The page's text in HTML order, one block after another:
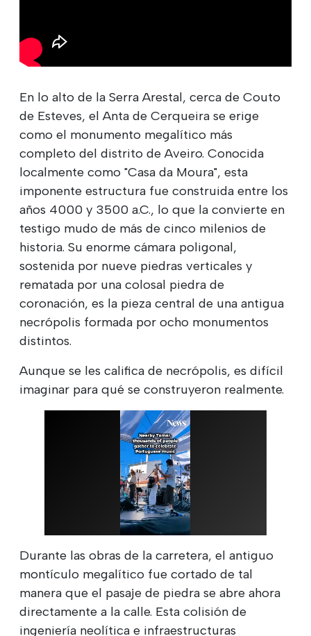
En lo alto de la Serra Arestal, cerca de Couto
de Esteves, el Anta de Cerqueira se erige
como el monumento megalítico más
completo del distrito de Aveiro. Conocida
localmente como "Casa da Moura", esta
imponente estructura fue construida entre los
años 4000 y 3500 a.C., lo que la convierte en
testigo mudo de más de cinco milenios de
historia. Su enorme cámara poligonal,
sostenida por nueve piedras verticales y
rematada por una colosal piedra de
coronación, es la pieza central de una antigua
necrópolis formada por ocho monumentos
distintos.
Aunque se les califica de necrópolis, es difícil
imaginar para qué se construyeron realmente.
Durante las obras de la carretera, el antiguo
montículo megalítico fue cortado de tal
manera que el pasaje de piedra se abre ahora
directamente a la calle. Esta colisión de
ingeniería neolítica e infraestructuras